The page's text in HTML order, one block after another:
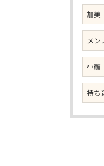
加美
メン
小顔
持ち